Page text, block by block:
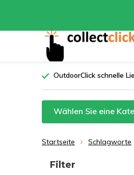
OutdoorClick schnelle
Wählen Sie eine
Startseite Schlagworte
Sortieren nach:
Filter